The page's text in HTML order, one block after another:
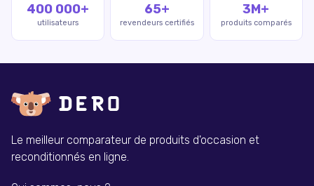
400 000+
utilisateurs
65+
revendeurs certifiés
3M+
produits comparés
Le meilleur comparateur de produits d'occasion et
reconditionnés en ligne.